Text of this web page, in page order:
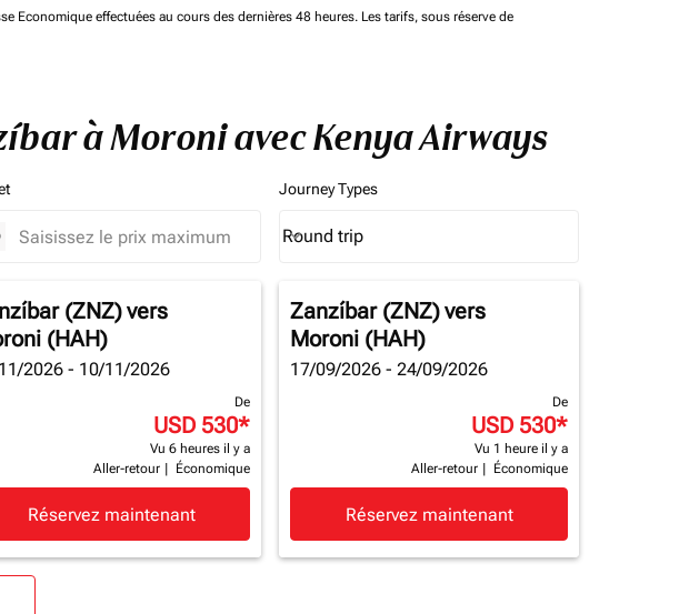
effectuées au cours des dernières 48 heures. Les tarifs, sous réserve de
à Moroni avec Kenya Airways
Journey Types
Journey Types option Round trip Selected
Round trip
keyboard_arrow_down
(ZNZ)vers
(HAH)
2026 - 10/11/2026
De
USD 530*
Vu 6 heures il y a
Aller-retour
Économique
Réservez maintenant
Zanzíbar (ZNZ)vers
Moroni (HAH)
17/09/2026 - 24/09/2026
De
USD 530*
Vu 1 heure il y a
Aller-retour
Économique
Réservez maintenant